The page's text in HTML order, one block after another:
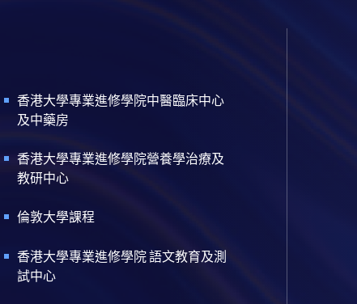
香港大學專業進修學院中醫臨床中心
及中藥房
香港大學專業進修學院營養學治療及
教研中心
倫敦大學課程
香港大學專業進修學院 語文教育及測
試中心